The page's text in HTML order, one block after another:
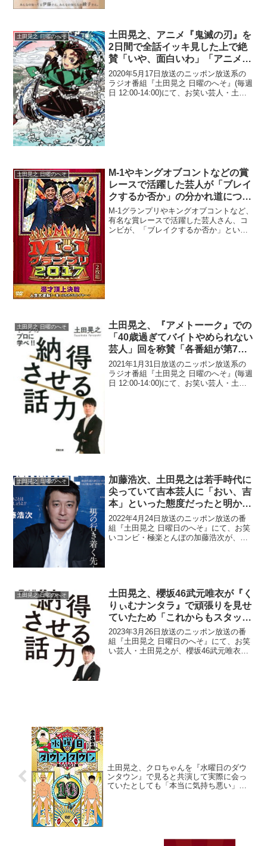
土田晃之 日曜のへそ
土田晃之、アニメ『鬼滅の刃』を
2日間で全話イッキ見した上で絶
賛「いや、面白いわ」「アニメか
ら入った方がいいんじゃないか」
2020年5月17日放送のニッポン放送系の
ラジオ番組『土田晃之 日曜のへそ』(毎週
日 12:00-14:00)にて、お笑い芸人・土田
土田晃之 日曜のへそ
M-1やキングオブコントなどの賞
レースで活躍した芸人が「ブレイ
クするか否か」の分かれ道につい
てのトークまとめ
M-1グランプリやキングオブコントなど、
有名な賞レースで活躍した芸人さん、コ
ンビが、「ブレイクするか否か」という
土田晃之 日曜のへそ
土田晃之、『アメトーーク』での
「40歳過ぎてバイトやめられない
芸人」回を称賛「各番組が第7世
代を使う中、日の目を見ない世代
にスポットライトを当てて」
2021年1月31日放送のニッポン放送系の
ラジオ番組『土田晃之 日曜のへそ』(毎週
日 12:00-14:00)にて、お笑い芸人・土田
土田晃之 日曜のへそ
加藤浩次、土田晃之は若手時代に
尖っていて吉本芸人に「おい、吉
本」といった態度だったと明かす
「俺をあんまイジんじゃねぇぞっ
て空気を出してた」
2022年4月24日放送のニッポン放送の番
組『土田晃之 日曜日のへそ』にて、お笑
いコンビ・極楽とんぼの加藤浩次が、土
土田晃之 日曜のへそ
土田晃之、櫻坂46武元唯衣が『く
りぃむナンタラ』で頑張りを見せ
ていたため「これからもスタッフ
の皆さん、武元唯衣をよろしくお
願いします」と発言
2023年3月26日放送のニッポン放送の番
組『土田晃之 日曜日のへそ』にて、お笑
い芸人・土田晃之が、櫻坂46武元唯衣が
土田晃之、クロちゃんを『水曜日のダウ
ンタウン』で見ると共演して実際に会っ
ていたとしても「本当に気持ち悪い」と